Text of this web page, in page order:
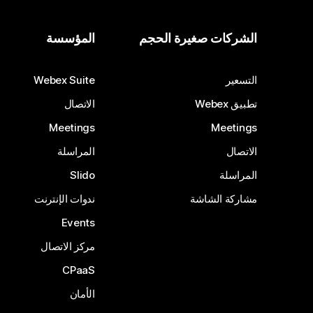
الشركات صغيرة الحجم
التسعير
تطبيق Webex
Meetings
الاتصال
المراسلة
مشاركة الشاشة
المؤسسة
Webex Suite
الاتصال
Meetings
المراسلة
Slido
ندوات الإنترنت
Events
مركز الاتصال
CPaaS
الأمان